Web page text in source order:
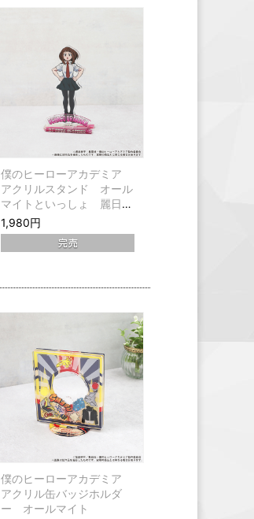
僕のヒーローアカデミア
アクリルスタンド オール
マイトといっしょ 麗日お
茶子
1,980円
僕のヒーローアカデミア
アクリル缶バッジホルダ
ー オールマイト